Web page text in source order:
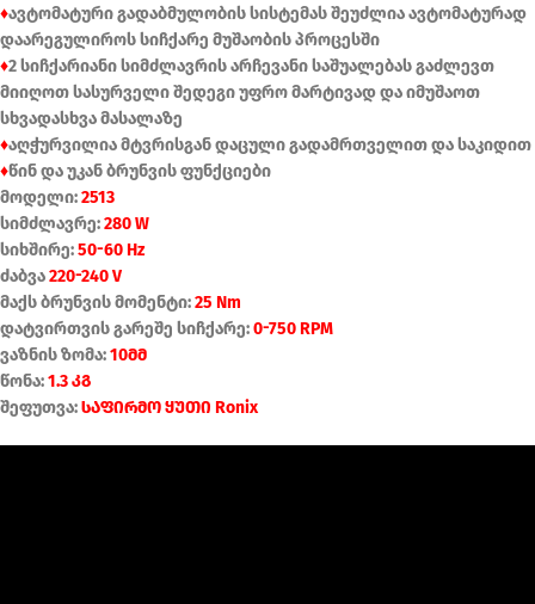
♦ავტომატური გადაბმულობის სისტემას შეუძლია ავტომატურად
დაარეგულიროს სიჩქარე მუშაობის პროცესში
♦2 სიჩქარიანი სიმძლავრის არჩევანი საშუალებას გაძლევთ
მიიღოთ სასურველი შედეგი უფრო მარტივად და იმუშაოთ
სხვადასხვა მასალაზე
♦აღჭურვილია მტვრისგან დაცული გადამრთველით და საკიდით
♦წინ და უკან ბრუნვის ფუნქციები
მოდელი:2513
სიმძლავრე:280 W
სიხშირე:50-60 Hz
ძაბვა220-240 V
მაქს ბრუნვის მომენტი:25 Nm
დატვირთვის გარეშე სიჩქარე:0-750 RPM
ვაზნის ზომა:10მმ
წონა:1.3 კგ
შეფუთვა:საფირმო ყუთი Ronix